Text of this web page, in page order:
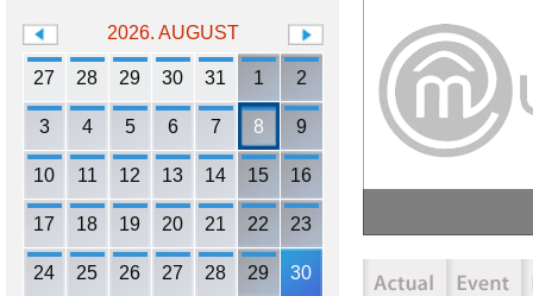
2026. AUGUST
27 28 29 30 31 1 2
3 4 5 6 7 8 9
10 11 12 13 14 15 16
17 18 19 20 21 22 23
24 25 26 27 28 29 30